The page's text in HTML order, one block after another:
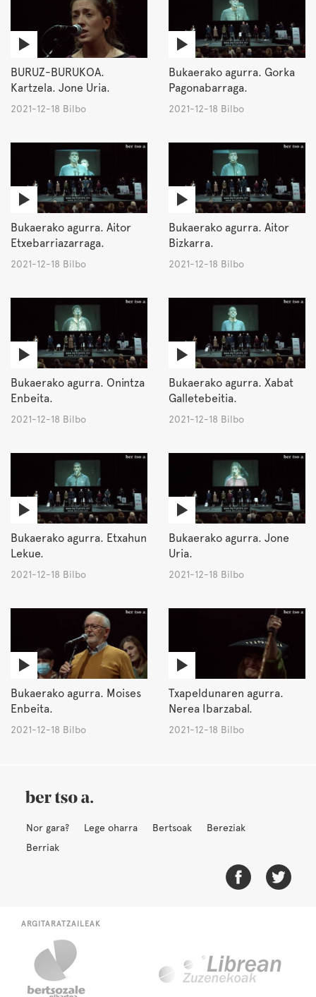
BURUZ-BURUKOA.
Kartzela. Jone Uria.
2021-12-18 Bilbo
Bukaerako agurra. Gorka
Pagonabarraga.
2021-12-18 Bilbo
Bukaerako agurra. Aitor
Etxebarriazarraga.
2021-12-18 Bilbo
Bukaerako agurra. Aitor
Bizkarra.
2021-12-18 Bilbo
Bukaerako agurra. Onintza
Enbeita.
2021-12-18 Bilbo
Bukaerako agurra. Xabat
Galletebeitia.
2021-12-18 Bilbo
Bukaerako agurra. Etxahun
Lekue.
2021-12-18 Bilbo
Bukaerako agurra. Jone
Uria.
2021-12-18 Bilbo
Bukaerako agurra. Moises
Enbeita.
2021-12-18 Bilbo
Txapeldunaren agurra.
Nerea Ibarzabal.
2021-12-18 Bilbo
Nor gara? Lege oharra Bertsoak
Bereziak
Berriak
ARGITARATZAILEAK